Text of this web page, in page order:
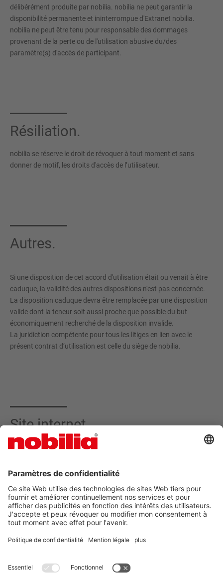
délibérément produite par nobilia. nobilia ne peut garantir la
disponibilité permanente et ininterrompue d'Extranet nobilia.
nobilia ne peut être tenu pour responsable des dommages
provenant de la perte ou de l'utilisation abusive du/des
paramètre(s) d'accès de participant.
Résiliation.
nobilia se réserve le droit de révoquer à tout moment et sans
donner de motif, les droits d'accès de l’utilisateur.
Autres.
Si une disposition de cet accord d'utilisation était ou venait à être
caduque, la validité des autres dispositions n'est pas concernée.
La disposition caduque devra être remplacée par une disposition
valide dont la teneur soit aussi proche que possible du but
économiquement recherché de la disposition invalide.
La juridiction compétente pour tous les litiges en lien avec le
présent contrat d’utilisation est celle du siège de nobilia.
Site internet.
Concept, design et réalisation technique : straight. GmbH |
CGV
PROTECTION DES DONNÉES